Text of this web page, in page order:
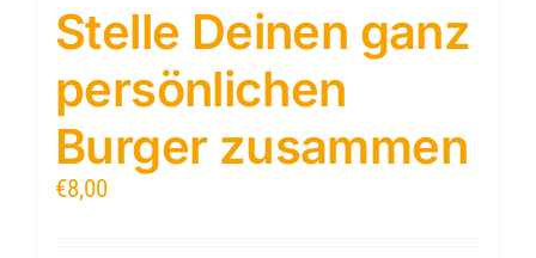
Stelle Deinen ganz
persönlichen
Burger zusammen
€8,00